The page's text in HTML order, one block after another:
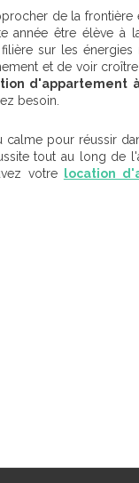
de la
année être élève à
sur les
et de voir
d'appartement
besoin.
pour réussir
tout au long de
votre
location